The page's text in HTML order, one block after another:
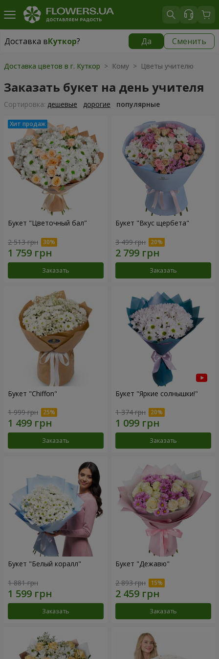
Доставка вКуткор? Да Сменить
Доставка вКуткор|
Доставка цветов в г. Куткор > Кому > Цветы учителю
Заказать букет на день учителя
Cортировка: дешевые дорогие популярные
Букет "Цветочный бал"
2 513 грн
Заказать
Букет "Вкус щербета"
3 499 грн
Заказать
Букет "Chiffon"
1 999 грн
Заказать
Букет "Яркие солнышки!"
1 374 грн
Заказать
Букет "Белый коралл"
1 881 грн
Заказать
Букет "Дежавю"
2 893 грн
Заказать